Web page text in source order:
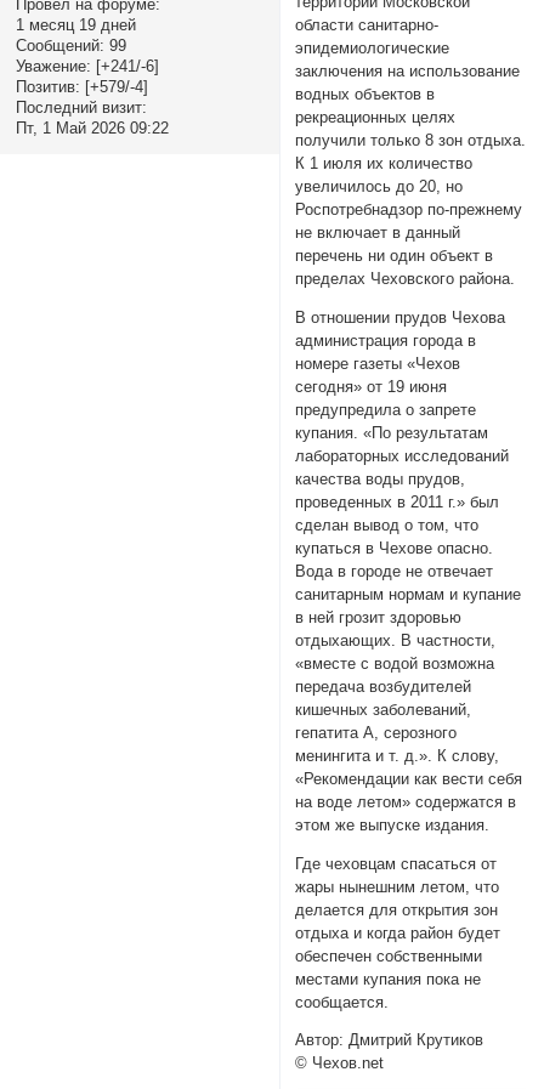
Провел на форуме:
1 месяц 19 дней
Сообщений: 99
Уважение: [+241/-6]
Позитив: [+579/-4]
Последний визит:
Пт, 1 Май 2026 09:22
области санитарно-
эпидемиологические
заключения на использование
водных объектов в
рекреационных целях
получили только 8 зон отдыха.
К 1 июля их количество
увеличилось до 20, но
Роспотребнадзор по-прежнему
не включает в данный
перечень ни один объект в
пределах Чеховского района.
В отношении прудов Чехова
администрация города в
номере газеты «Чехов
сегодня» от 19 июня
предупредила о запрете
купания. «По результатам
лабораторных исследований
качества воды прудов,
проведенных в 2011 г.» был
сделан вывод о том, что
купаться в Чехове опасно.
Вода в городе не отвечает
санитарным нормам и купание
в ней грозит здоровью
отдыхающих. В частности,
«вместе с водой возможна
передача возбудителей
кишечных заболеваний,
гепатита А, серозного
менингита и т. д.». К слову,
«Рекомендации как вести себя
на воде летом» содержатся в
этом же выпуске издания.
Где чеховцам спасаться от
жары нынешним летом, что
делается для открытия зон
отдыха и когда район будет
обеспечен собственными
местами купания пока не
сообщается.
Автор: Дмитрий Крутиков
© Чехов.net